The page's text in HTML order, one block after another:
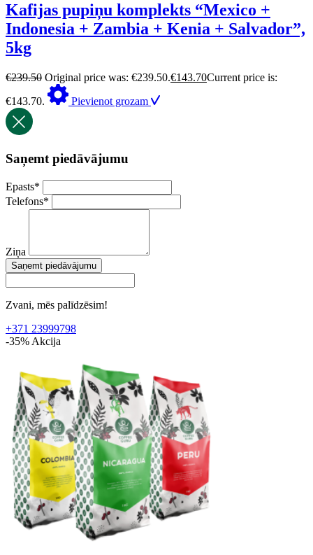
Kafijas pupiņu komplekts “Mexico +
Indonesia + Zambia + Kenia + Salvador”,
5kg
€239.50 Original price was: €239.50.€143.70Current price is:
€143.70.
Pievienot grozam
Saņemt piedāvājumu
Epasts*
Telefons*
Ziņa
Saņemt piedāvājumu
Zvani, mēs palīdzēsim!
+371 23999798
-35% Akcija